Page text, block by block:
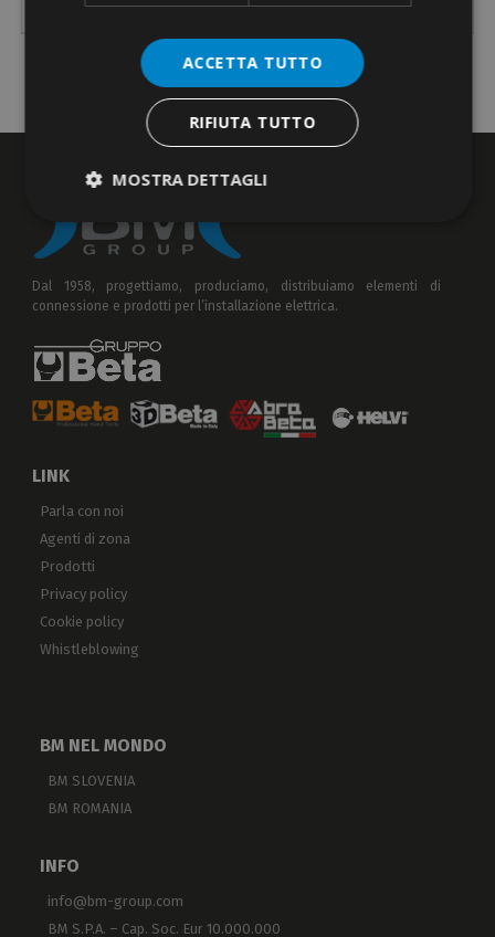
testata tranciacavi 85 max -
Dal 1958, progettiamo, produciamo, distribuiamo elementi di
connessione e prodotti per l’installazione elettrica.
LINK
Parla con noi
Agenti di zona
Prodotti
Privacy policy
Cookie policy
Whistleblowing
BM NEL MONDO
BM SLOVENIA
BM ROMANIA
INFO
info@bm-group.com
BM S.P.A. – Cap. Soc. Eur 10.000.000
ACCETTA TUTTO
RIFIUTA TUTTO
MOSTRA DETTAGLI